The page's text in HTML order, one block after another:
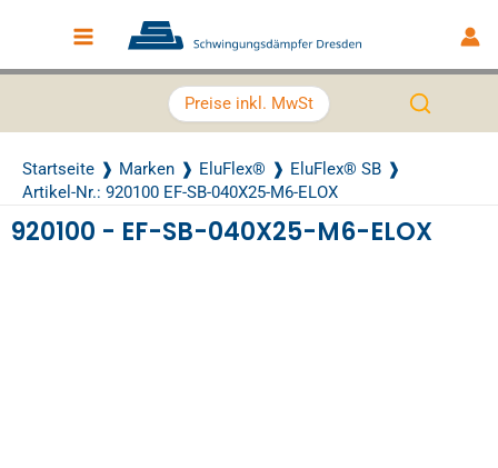
Main Menu
Preise inkl. MwSt
Startseite Marken EluFlex®
EluFlex® SB
Artikel-Nr.: 920100 EF-SB-040X25-M6-ELOX
920100 - EF-SB-040X25-M6-ELOX